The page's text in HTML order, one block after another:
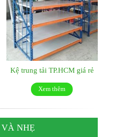
Kệ trung tải TP.HCM giá rẻ
Xem thêm
NHẸ